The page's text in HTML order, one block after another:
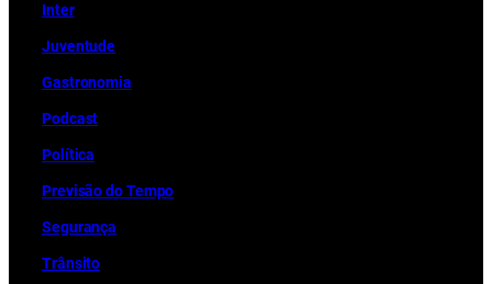
Inter
Juventude
Gastronomia
Podcast
Política
Previsão do Tempo
Segurança
Trânsito